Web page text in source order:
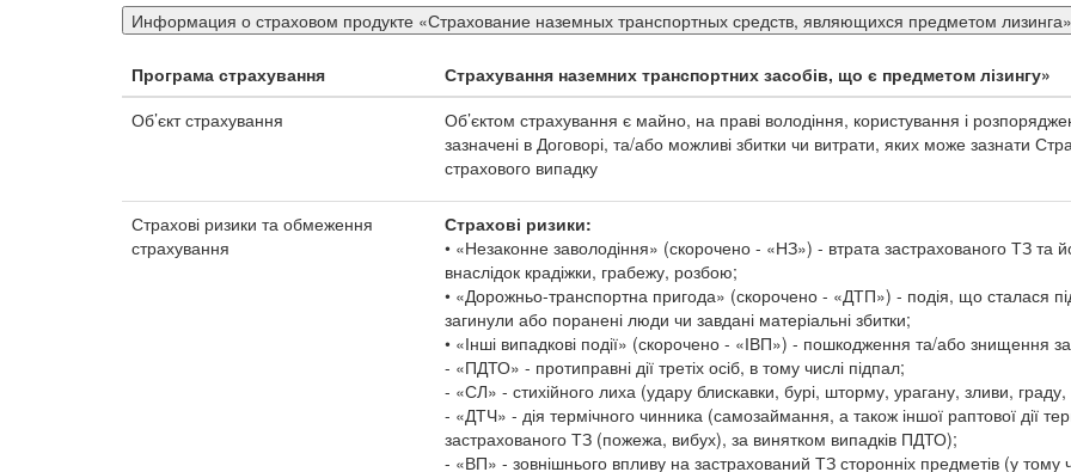
Информация о страховом продукте «Страхование наземных транспортных средств, являющихся предметом лизинга»
Програма страхування
Страхування наземних транспортних засобів, що є предметом лізингу»
Об’єкт страхування
Об’єктом страхування є майно, на праві володіння, користування і
зазначені в Договорі, та/або можливі збитки чи витрати, яких може зазнати
страхового випадку
Страхові ризики та обмеження
страхування
Страхові ризики:
• «Незаконне заволодіння» (скорочено - «НЗ») - втрата застрахованого ТЗ та
внаслідок крадіжки, грабежу, розбою;
• «Дорожньо-транспортна пригода» (скорочено - «ДТП») - подія, що сталася
загинули або поранені люди чи завдані матеріальні збитки;
• «Інші випадкові події» (скорочено - «ІВП») - пошкодження та/або знищення
- «ПДТО» - протиправні дії третіх осіб, в тому числі підпал;
- «СЛ» - стихійного лиха (удару блискавки, бурі, шторму, урагану, зливи,
- «ДТЧ» - дія термічного чинника (самозаймання, а також іншої раптової дії
застрахованого ТЗ (пожежа, вибух), за винятком випадків ПДТО);
- «ВП» - зовнішнього впливу на застрахований ТЗ сторонніх предметів (у тому